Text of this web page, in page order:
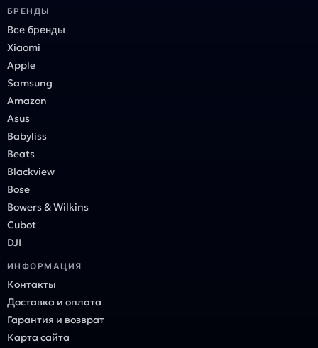
БРЕНДЫ
Все бренды
Xiaomi
Apple
Samsung
Amazon
Asus
Babyliss
Beats
Blackview
Bose
Bowers & Wilkins
Cubot
DJI
ИНФОРМАЦИЯ
Контакты
Доставка и оплата
Гарантия и возврат
Карта сайта